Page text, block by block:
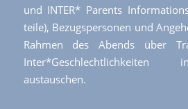
und INTER* Parents
teile), Bezugspersonen und
Rahmen des Abends über
austauschen.